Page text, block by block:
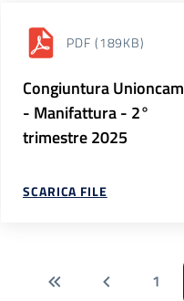
PDF (189KB)
Congiuntura
- Manifattura - 2°
trimestre 2025
SCARICA FILE
1